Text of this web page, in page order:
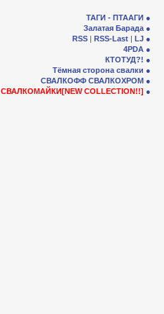
ТАГИ - ПТААГИ
Залатая Барада
RSS | RSS-Last | LJ
4PDA
КТОТУД?!
Тёмная сторона свалки
СВАЛКОФФ СВАЛКОХРОМ
СВАЛКОМАЙКИ[NEW COLLECTION!!]